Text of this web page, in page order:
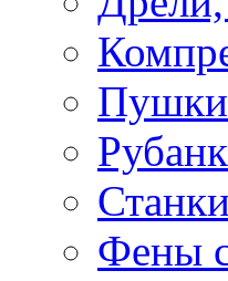
Пушки
Фены